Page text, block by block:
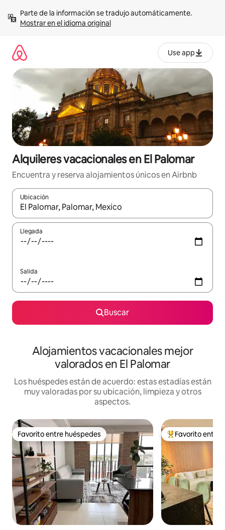
contenidoMostrar en el idioma original
Use app
Alquileres vacacionales en El Palomar
Encuentra y reserva alojamientos únicos en Airbnb
Ubicación
Cuando los resultados estén disponibles, navega con las
Llegada
Salida
Buscar
Alojamientos vacacionales mejor
valorados en El Palomar
Los huéspedes están de acuerdo: estas estadías están
muy valoradas por su ubicación, limpieza y otros
aspectos.
Favorito entre huéspedes
Favorito entre huéspedes Favorito entre
Favorito entre